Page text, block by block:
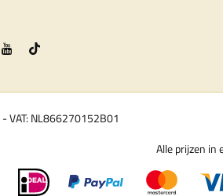
VAT: NL866270152B01
Alle prijzen in